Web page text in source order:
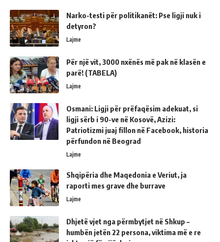
Narko-testi për politikanët: Pse ligji nuk i
detyron?
Lajme
Për një vit, 3000 nxënës më pak në klasën e
parë! (TABELA)
Lajme
Osmani: Ligji për prëfaqësim adekuat, si
ligji sërb i 90-ve në Kosovë, Azizi:
Patriotizmi juaj fillon në Facebook, historia
përfundon në Beograd
Lajme
Shqipëria dhe Maqedonia e Veriut, ja
raporti mes grave dhe burrave
Lajme
Dhjetë vjet nga përmbytjet në Shkup –
humbën jetën 22 persona, viktima më e re